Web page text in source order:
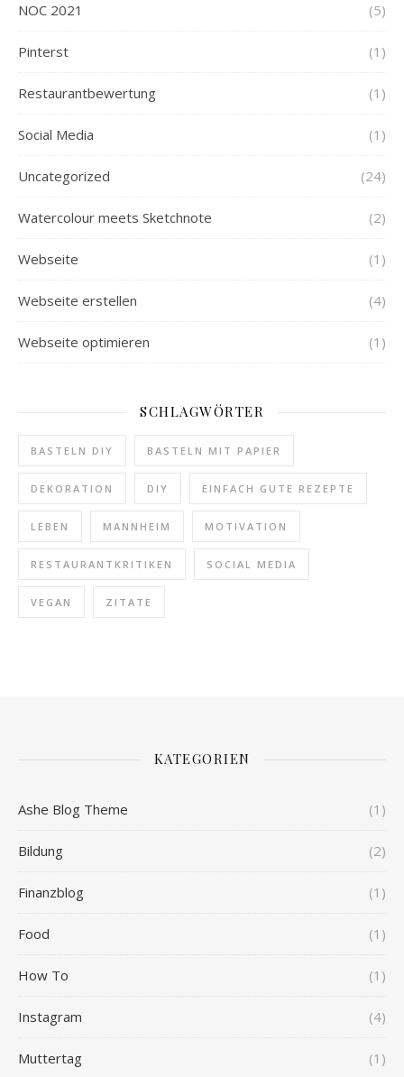
NOC 2021 (5)
Pinterst (1)
Restaurantbewertung (1)
Social Media (1)
Uncategorized (24)
Watercolour meets Sketchnote (2)
Webseite (1)
Webseite erstellen (4)
Webseite optimieren (1)
SCHLAGWÖRTER
BASTELN DIY BASTELN MIT PAPIER
DEKORATION DIY EINFACH GUTE REZEPTE
LEBEN MANNHEIM MOTIVATION
RESTAURANTKRITIKEN SOCIAL MEDIA
VEGAN ZITATE
KATEGORIEN
Ashe Blog Theme (1)
Bildung (2)
Finanzblog (1)
Food (1)
How To (1)
Instagram (4)
Muttertag (1)